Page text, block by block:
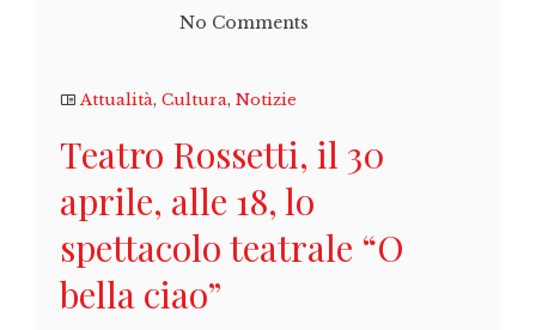
No Comments
Attualità, Cultura, Notizie
Teatro Rossetti, il 30
aprile, alle 18, lo
spettacolo teatrale “O
bella ciao”